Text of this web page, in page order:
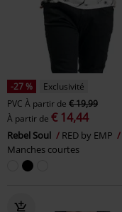
-27 %
Exclusivité
PVC À partir de € 19,99
À partir de € 14,44
Rebel Soul RED by EMP
Manches courtes